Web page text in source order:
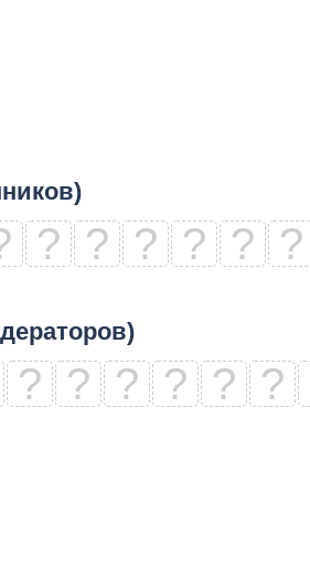
? ? ? ? ? ?
? ? ? ? ? ?